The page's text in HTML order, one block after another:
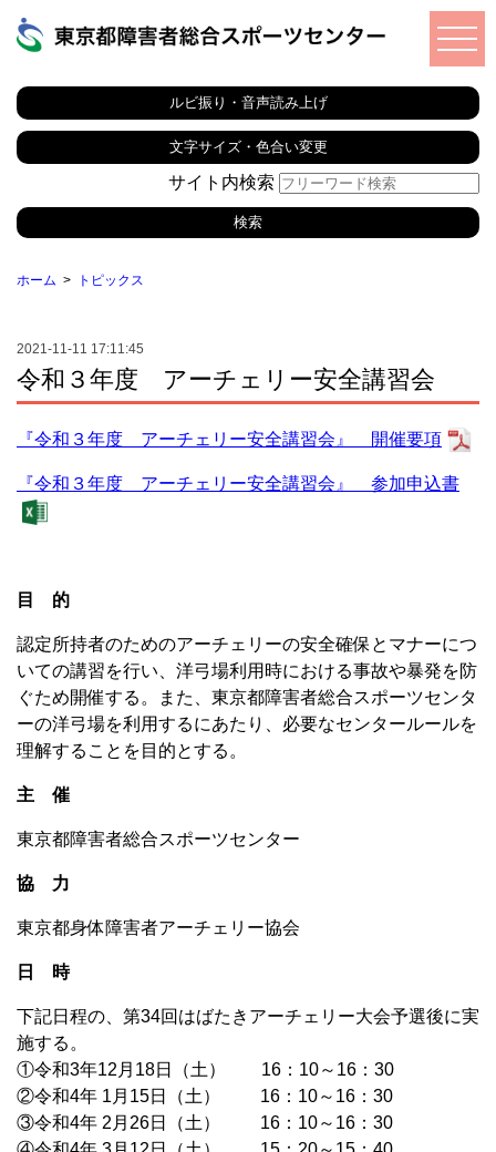
ルビ振り・音声読み上げ
文字サイズ・色合い変更
サイト内検索
ホーム トピックス
2021-11-11 17:11:45
令和３年度 アーチェリー安全講習会
『令和３年度 アーチェリー安全講習会』 開催要項
『令和３年度 アーチェリー安全講習会』 参加申込書
目 的
認定所持者のためのアーチェリーの安全確保とマナーにつ
いての講習を行い、洋弓場利用時における事故や暴発を防
ぐため開催する。また、東京都障害者総合スポーツセンタ
ーの洋弓場を利用するにあたり、必要なセンタールールを
理解することを目的とする。
主 催
東京都障害者総合スポーツセンター
協 力
東京都身体障害者アーチェリー協会
日 時
下記日程の、第34回はばたきアーチェリー大会予選後に実
施する。
①令和3年12月18日（土） 16：10～16：30
②令和4年 1月15日（土） 16：10～16：30
③令和4年 2月26日（土） 16：10～16：30